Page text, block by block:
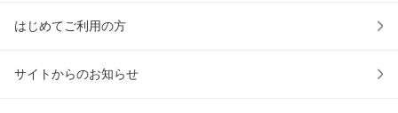
はじめてご利用の方
サイトからのお知らせ